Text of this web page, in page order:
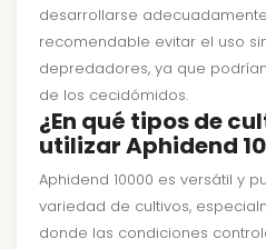
desarrollarse
recomendable evitar el uso
depredadores, ya que
de los cecidómidos.
¿En qué tipos de
utilizar Aphidend
Aphidend 10000 es versátil y
variedad de cultivos,
donde las condiciones